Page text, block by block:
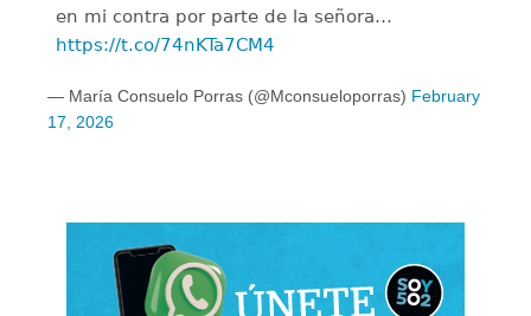
en mi contra por parte de la señora…
https://t.co/74nKTa7CM4
— María Consuelo Porras (@Mconsueloporras) February
17, 2026